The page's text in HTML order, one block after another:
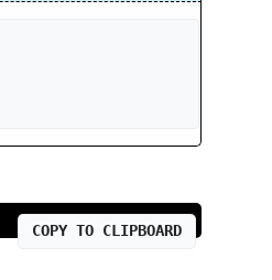
COPY TO CLIPBOARD